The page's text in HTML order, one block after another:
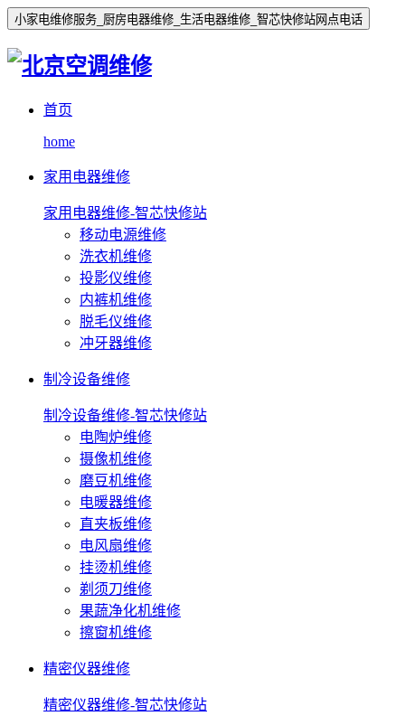
小家电维修服务_厨房电器维修_生活电器维修_智芯快修站网点电话
首页
home
家用电器维修
家用电器维修-智芯快修站
移动电源维修
洗衣机维修
投影仪维修
内裤机维修
脱毛仪维修
冲牙器维修
制冷设备维修
制冷设备维修-智芯快修站
电陶炉维修
摄像机维修
磨豆机维修
电暖器维修
直夹板维修
电风扇维修
挂烫机维修
剃须刀维修
果蔬净化机维修
擦窗机维修
精密仪器维修
精密仪器维修-智芯快修站